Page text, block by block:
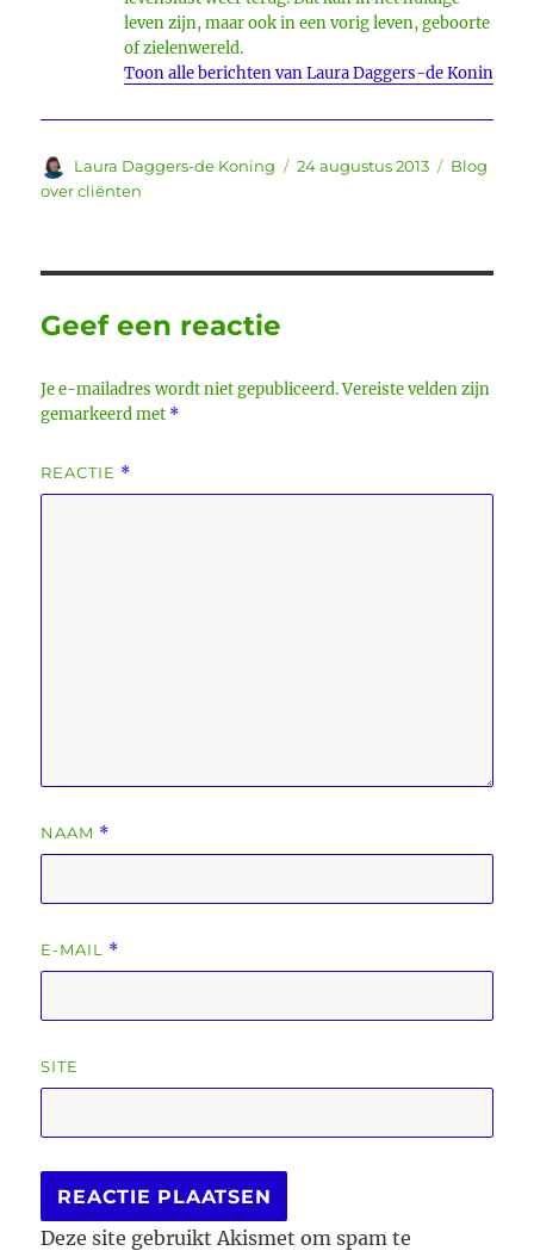
leven zijn, maar ook in een vorig leven, geboorte
of zielenwereld.
Toon alle berichten van Laura Daggers-de Koning
Auteur
Laura Daggers-de Koning
Geplaatst
24 augustus 2013
Blog
over cliënten
Geef een reactie
Je e-mailadres wordt niet gepubliceerd. Vereiste velden zijn
gemarkeerd met *
REACTIE *
NAAM *
E-MAIL *
SITE
Deze site gebruikt Akismet om spam te